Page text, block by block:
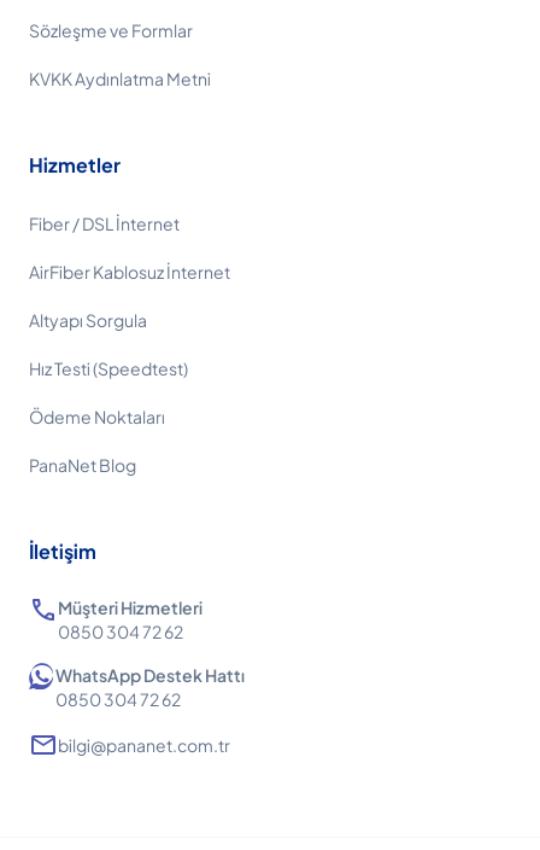
Sözleşme ve Formlar
KVKK Aydınlatma Metni
Hizmetler
Fiber / DSL İnternet
AirFiber Kablosuz İnternet
Altyapı Sorgula
Hız Testi (Speedtest)
Ödeme Noktaları
PanaNet Blog
İletişim
call Müşteri Hizmetleri
0850 304 72 62
WhatsApp Destek Hattı
0850 304 72 62
mailbilgi@pananet.com.tr